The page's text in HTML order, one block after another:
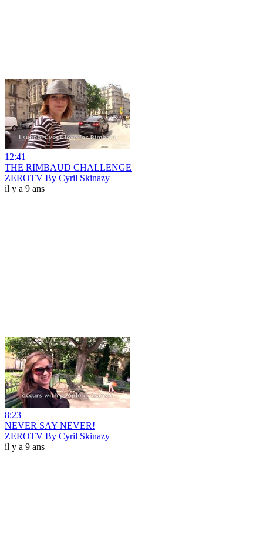
12:41
THE RIMBAUD CHALLENGE
ZEROTV By Cyril Skinazy
il y a 9 ans
8:23
NEVER SAY NEVER!
ZEROTV By Cyril Skinazy
il y a 9 ans